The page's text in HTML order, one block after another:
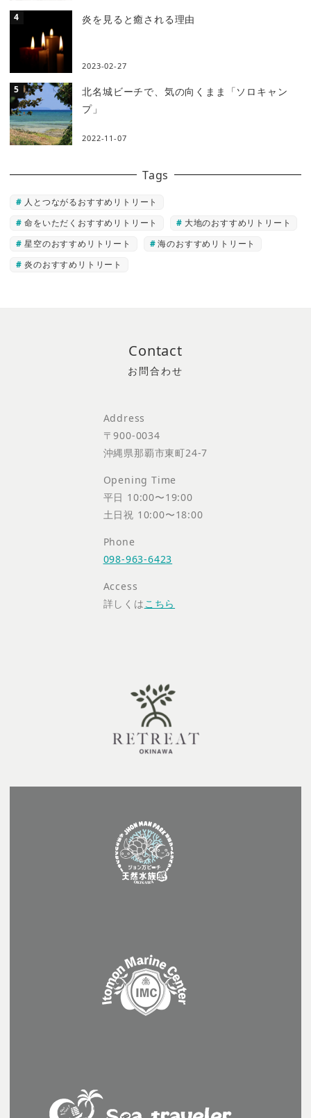
炎を見ると癒される理由
2023-02-27
北名城ビーチで、気の向くまま「ソロキャン
プ」
2022-11-07
Tags
人とつながるおすすめリトリート
命をいただくおすすめリトリート
大地のおすすめリトリート
星空のおすすめリトリート
海のおすすめリトリート
炎のおすすめリトリート
Contact
Address
〒900-0034
沖縄県那覇市東町24-7
Opening Time
平日 10:00〜19:00
土日祝 10:00〜18:00
Phone
098-963-6423
Access
詳しくは こちら